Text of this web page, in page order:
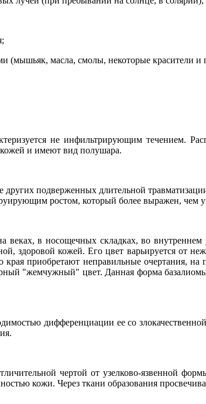
(мышьяк, масла, смолы, некоторые красители и
не инфильтрирующим течением.
и имеют вид полушара.
подверженных длительной
ростом, который более выражен, чем
веках, в носощечных складках, во
здоровой кожей. Его цвет варьируется от
приобретают неправильные очертания, на
"жемчужный" цвет. Данная форма
дифференциации ее со
чертой от узелково-язвенной
кожи. Через ткани образования